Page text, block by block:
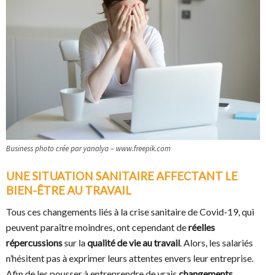
Business photo crée par yanalya – www.freepik.com
UNE SITUATION SANITAIRE AFFECTANT LE
BIEN-ÊTRE AU TRAVAIL
Tous ces changements liés à la crise sanitaire de Covid-19, qui
peuvent paraître moindres, ont cependant deréelles
répercussionssur laqualité de vie au travail. Alors, les salariés
n’hésitent pas à exprimer leurs attentes envers leur entreprise.